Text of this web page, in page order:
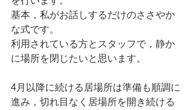
基本，私がお話しするだけのささやか
な式です。
利用されている方とスタッフで，静か
に場所を閉じたいと思います。
4月以降に続ける居場所は準備も順調に
進み，切れ目なく居場所を開き続ける